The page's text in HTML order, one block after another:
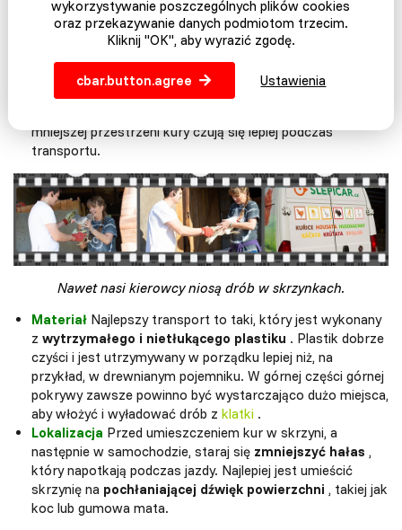
osoby pijące,które można łatwo umieścić w skrzyni, aby
zapewnić ciągły system picia podczas transportu. Jest to
Dużo miejsca.Najlepiej kupić pudełka, które mogą
pomieścić od
trzech do pięciu kur
mniejszej przestrzeni kury czują się lepiej podczas
transportu.
Nawet nasi kierowcy niosą drób w skrzynkach.
Materiał Najlepszy transport to taki, który jest wykonany
z wytrzymałego i nietłukącego plastiku . Plastik dobrze
czyści i jest utrzymywany w porządku lepiej niż, na
przykład, w drewnianym pojemniku. W górnej części górnej
pokrywy zawsze powinno być wystarczająco dużo miejsca,
aby włożyć i wyładować drób z klatki .
Lokalizacja Przed umieszczeniem kur w skrzyni, a
następnie w samochodzie, staraj się zmniejszyć hałas ,
który napotkają podczas jazdy. Najlepiej jest umieścić
skrzynię na pochłaniającej dźwięk powierzchni , takiej jak
koc lub gumowa mata.
wykorzystywanie poszczególnych plików cookies
oraz przekazywanie danych podmiotom trzecim.
Kliknij "OK", aby wyrazić zgodę.
cbar.button.agree Ustawienia